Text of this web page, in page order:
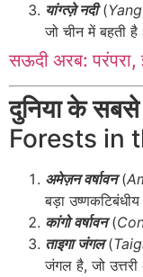
यांग्त्ज़े नदी(
जो चीन में बहती है।
सऊदी अरब:
दुनिया के
Forests in
अमेज़न वर्षावन(
बड़ा
कांगो वर्षावन(
ताइगा जंगल(
जंगल है, जो